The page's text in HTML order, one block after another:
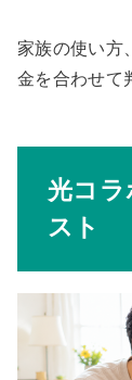
家族の使い方
金を合わせて
光コラ
スト